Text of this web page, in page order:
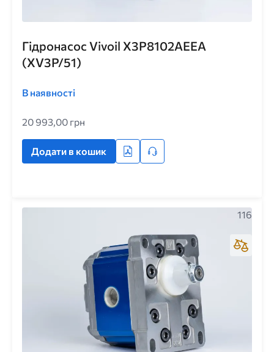
Гідронасос Vivoil X3P8102AEEA
(XV3P/51)
В наявності
20 993,00 грн
Додати в кошик
116